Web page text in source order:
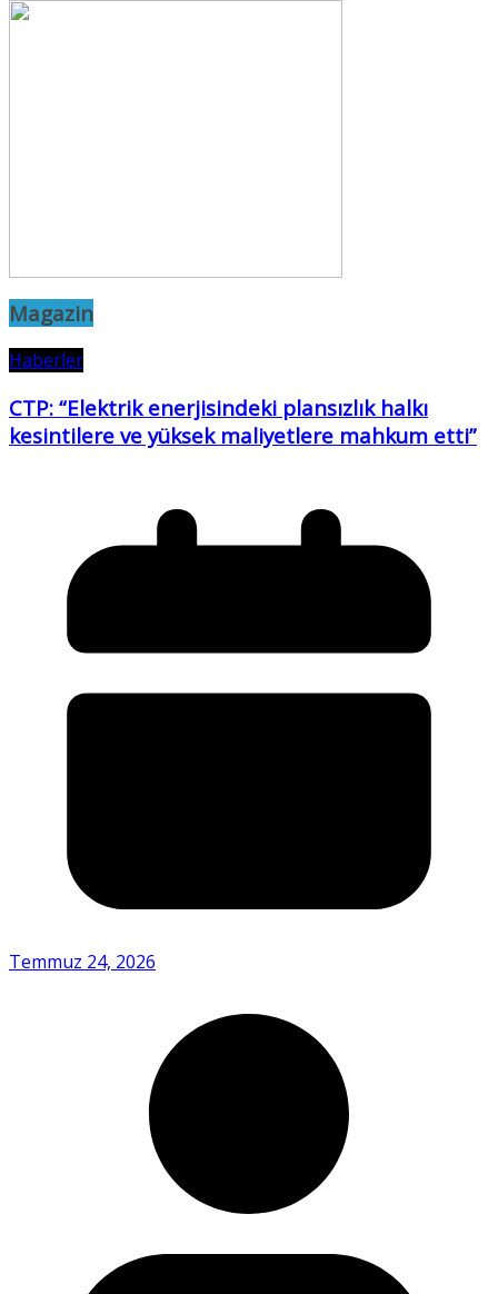
Magazin
Haberler
CTP: “Elektrik enerjisindeki plansızlık halkı
kesintilere ve yüksek maliyetlere mahkum etti”
Temmuz 24, 2026